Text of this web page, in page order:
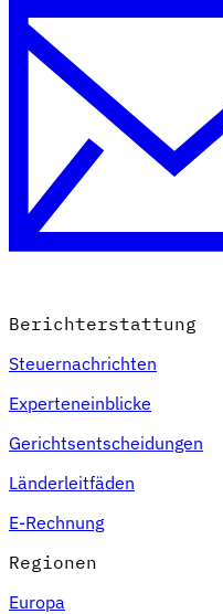
Berichterstattung
Steuernachrichten
Experteneinblicke
Gerichtsentscheidungen
Länderleitfäden
E-Rechnung
Regionen
Europa